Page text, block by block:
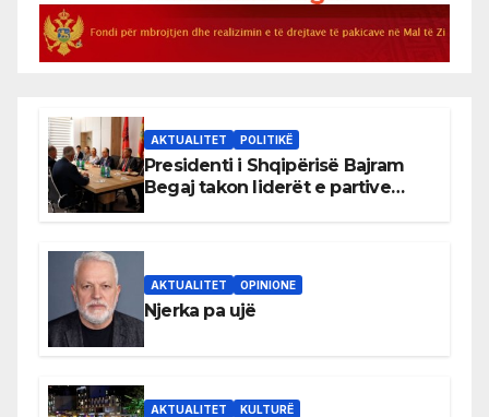
AKTUALITET POLITIKË
Presidenti i Shqipërisë Bajram
Begaj takon liderët e partive
AKTUALITET OPINIONE
Njerka pa ujë
AKTUALITET KULTURË